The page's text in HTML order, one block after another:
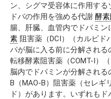
ン、シグマ受容体に作用す
ドパの作用を強める代謝 酵
腸、肝臓、血管内でドパミ
素 阻害薬（DCI）（カルビド
パが脳に入る前に分解され
転移酵素阻害薬（COMT-I）
脳内でドパミンが分解され
B（MAO-B）阻害薬（セレギ
ド）があります。いずれも